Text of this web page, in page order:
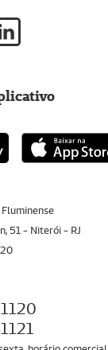
51 - Niterói - RJ